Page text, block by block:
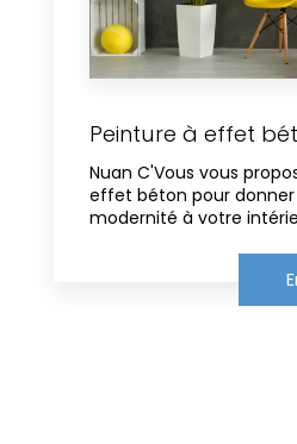
Peinture à effet
Nuan C'Vous vous
effet béton pour
modernité à votre